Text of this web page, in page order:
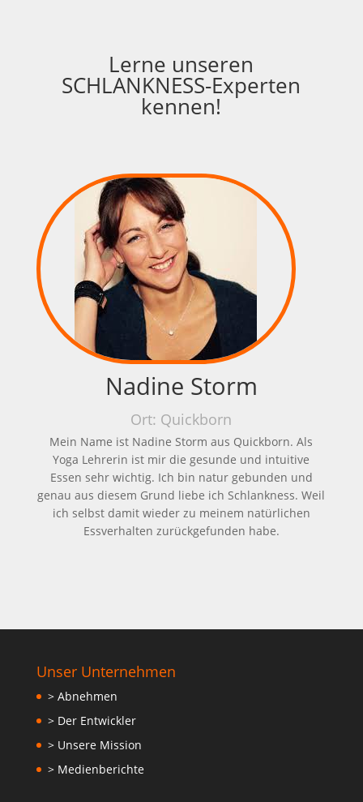
Lerne unseren
SCHLANKNESS-Experten
kennen!
Nadine Storm
Ort: Quickborn
Mein Name ist Nadine Storm aus Quickborn. Als
Yoga Lehrerin ist mir die gesunde und intuitive
Essen sehr wichtig. Ich bin natur gebunden und
genau aus diesem Grund liebe ich Schlankness. Weil
ich selbst damit wieder zu meinem natürlichen
Essverhalten zurückgefunden habe.
Unser Unternehmen
> Abnehmen
> Der Entwickler
> Unsere Mission
> Medienberichte